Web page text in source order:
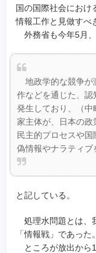
国の国際社会におけ
情報工作と見做すべ
外務省も今年5月
地政学的な競争が
作などを通じた、認
発生しており、（中
家主体が、日本の政
民主的プロセスや国
偽情報やナラティ
と記している。
処理水問題とは、
「情報戦」であった。
ところが放出から